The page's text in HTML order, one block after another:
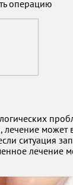
ситуация
лечение